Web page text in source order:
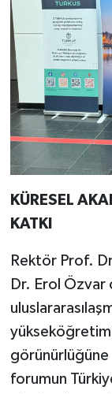
KÜRESEL
KATKI
Rektör Prof.
Dr. Erol
görünürlüğüne
forumun